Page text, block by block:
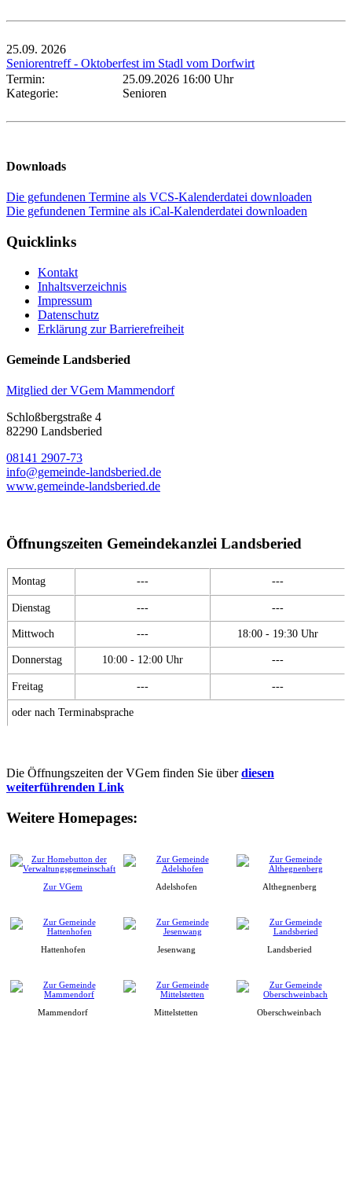
25.09. 2026
Seniorentreff - Oktoberfest im Stadl vom Dorfwirt
Termin:
25.09.2026 16:00 Uhr
Kategorie:
Senioren
Downloads
Die gefundenen Termine als VCS-Kalenderdatei downloaden
Die gefundenen Termine als iCal-Kalenderdatei downloaden
Quicklinks
Kontakt
Inhaltsverzeichnis
Impressum
Datenschutz
Erklärung zur Barrierefreiheit
Gemeinde Landsberied
Mitglied der VGem Mammendorf
Schloßbergstraße 4
82290 Landsberied
08141 2907-73
info@gemeinde-landsberied.de
www.gemeinde-landsberied.de
Öffnungszeiten Gemeindekanzlei Landsberied
Montag --- ---
Dienstag --- ---
Mittwoch --- 18:00 - 19:30 Uhr
Donnerstag 10:00 - 12:00 Uhr ---
Freitag --- ---
oder nach Terminabsprache
Die Öffnungszeiten der VGem finden Sie überdiesen
weiterführenden Link
Weitere Homepages:
Zur VGem Adelshofen Althegnenberg
Hattenhofen Jesenwang Landsberied
Mammendorf Mittelstetten Oberschweinbach